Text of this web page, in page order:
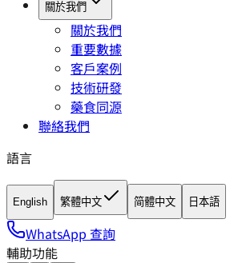
關於我們
關於我們
重要數據
客戶案例
技術研發
藥食同源
聯絡我們
語言
English 繁體中文 简體中文 日本語
WhatsApp 查詢
輔助功能